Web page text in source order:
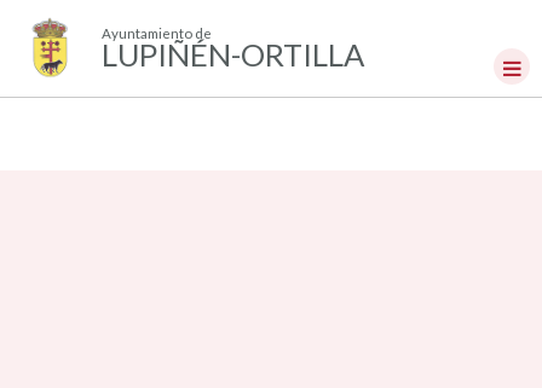
Ayuntamiento de
LUPIÑÉN-ORTILLA